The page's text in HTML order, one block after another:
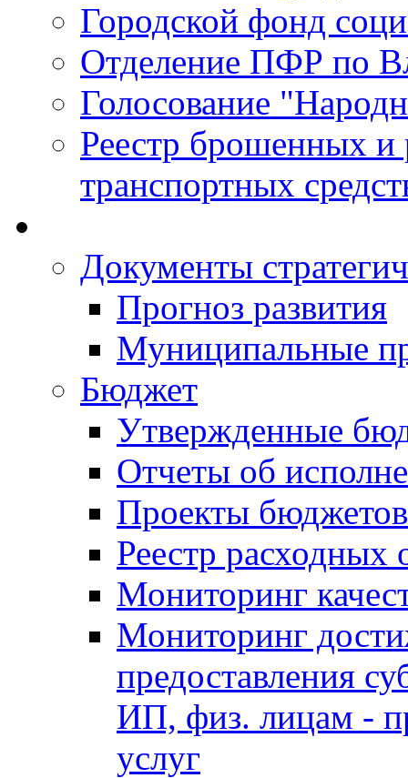
Городской фонд
Отделение ПФР по
Голосование
Реестр брошенных и
транспортных
Документы
Прогноз развития
Муниципальные
Бюджет
Утвержденные
Отчеты об
Проекты бюджетов
Реестр расходных
Мониторинг
Мониторинг
предоставления
ИП, физ. лицам -
услуг